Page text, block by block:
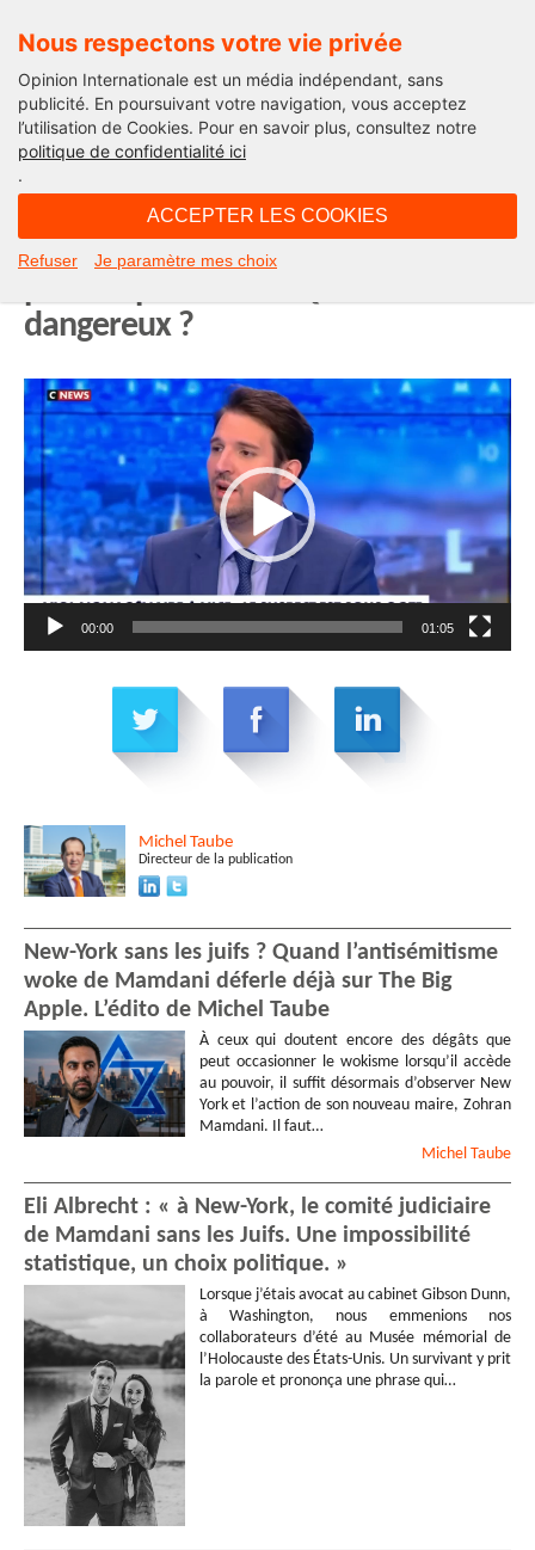
Nous respectons votre vie privée
Opinion Internationale est un média indépendant, sans
publicité. En poursuivant votre navigation, vous acceptez
l’utilisation de Cookies. Pour en savoir plus, consultez notre
politique de confidentialité ici
.
ACCEPTER LES COOKIES
Refuser Je paramètre mes choix
Edito
Pourquoi la France n’arrive-t-elle
dangereux ?
Lecteur
vidéo
00:00 01:05
Michel Taube
Directeur de la publication
New-York sans les juifs ? Quand l’antisémitisme
woke de Mamdani déferle déjà sur The Big
Apple. L’édito de Michel Taube
À ceux qui doutent encore des dégâts que
peut occasionner le wokisme lorsqu’il accède
au pouvoir, il suffit désormais d’observer New
York et l’action de son nouveau maire, Zohran
Mamdani. Il faut…
Michel Taube
Eli Albrecht : « à New-York, le comité judiciaire
de Mamdani sans les Juifs. Une impossibilité
statistique, un choix politique. »
Lorsque j’étais avocat au cabinet Gibson Dunn,
à Washington, nous emmenions nos
collaborateurs d’été au Musée mémorial de
l’Holocauste des États-Unis. Un survivant y prit
la parole et prononça une phrase qui…